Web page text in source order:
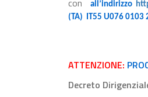
con
all’indirizzo
(TA) IT55 U076 0103
ATTENZIONE:
Decreto